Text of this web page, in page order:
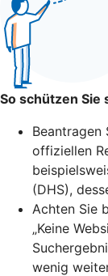
So schützen Sie
Beantragen
offiziellen
(DHS),
Achten Sie
„Keine
wenig